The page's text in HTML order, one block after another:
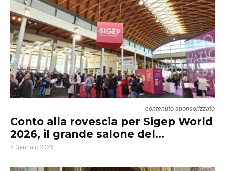
contenuto sponsorizzato
Conto alla rovescia per Sigep World
2026, il grande salone del...
5 Gennaio 2026